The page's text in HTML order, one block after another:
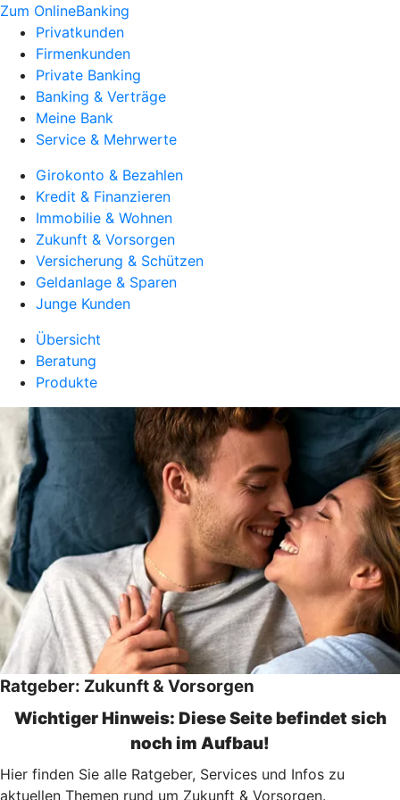
Zum OnlineBanking
Privatkunden
Firmenkunden
Private Banking
Banking & Verträge
Meine Bank
Service & Mehrwerte
Girokonto & Bezahlen
Kredit & Finanzieren
Immobilie & Wohnen
Zukunft & Vorsorgen
Versicherung & Schützen
Geldanlage & Sparen
Junge Kunden
Übersicht
Beratung
Produkte
Ratgeber: Zukunft & Vorsorgen
Wichtiger Hinweis: Diese Seite befindet sich
noch im Aufbau!
Hier finden Sie alle Ratgeber, Services und Infos zu
aktuellen Themen rund um Zukunft & Vorsorgen.